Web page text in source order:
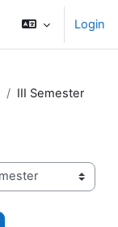
Login
III Semester